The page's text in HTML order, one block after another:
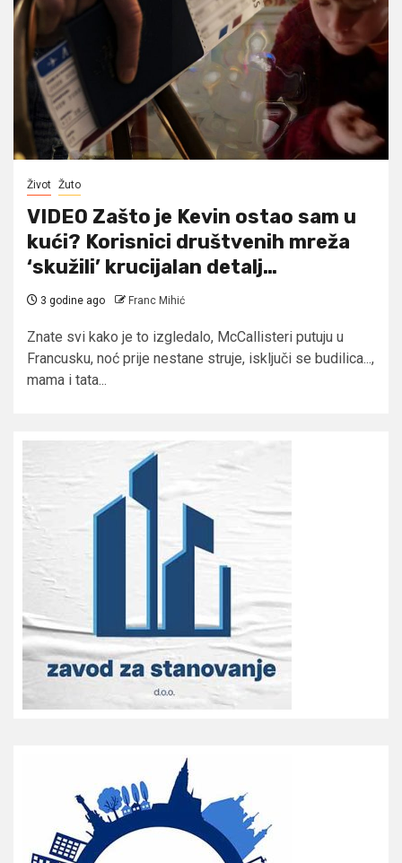
Život Žuto
VIDEO Zašto je Kevin ostao sam u
kući? Korisnici društvenih mreža
‘skužili’ krucijalan detalj…
3 godine ago Franc Mihić
Znate svi kako je to izgledalo, McCallisteri putuju u
Francusku, noć prije nestane struje, isključi se budilica...,
mama i tata...